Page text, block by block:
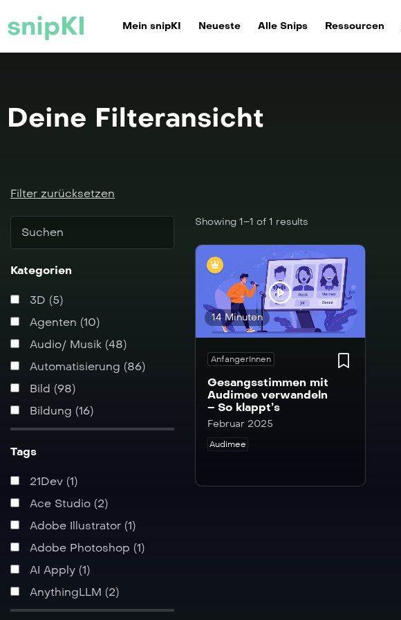
snipKI Mein snipKI Neueste Alle Snips Ressourcen
Deine Filteransicht
Filter zurücksetzen
Kategorien
3D (5)
Agenten (10)
Audio/ Musik (48)
Automatisierung (86)
Bild (98)
Bildung (16)
Business (138)
Chatbots & Avatare (37)
Creators (28)
Data Analytics (35)
Familie & Kinder (1)
Finanzen (3)
Fun (13)
Grundlagen (56)
Homepage (11)
Tags
21Dev (1)
Ace Studio (2)
Adobe Illustrator (1)
Adobe Photoshop (1)
AI Apply (1)
AnythingLLM (2)
Apify (6)
Showing 1–1 of 1 results
14 Minuten
AnfangerInnen
Gesangsstimmen mit
Audimee verwandeln
– So klappt’s
Februar 2025
Audimee